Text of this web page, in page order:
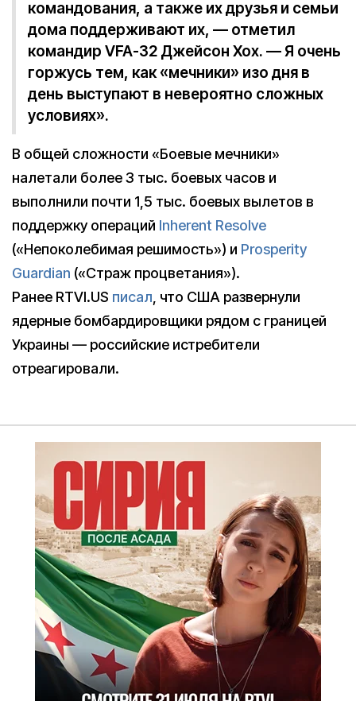
командования, а также их друзья и семьи
дома поддерживают их, — отметил
командир VFA-32 Джейсон Хох. — Я очень
горжусь тем, как «мечники» изо дня в
день выступают в невероятно сложных
условиях».
В общей сложности «Боевые мечники»
налетали более 3 тыс. боевых часов и
выполнили почти 1,5 тыс. боевых вылетов в
поддержку операций Inherent Resolve
(«Непоколебимая решимость») и Prosperity
Guardian («Страж процветания»).
Ранее RTVI.US писал, что США развернули
ядерные бомбардировщики рядом с границей
Украины — российские истребители
отреагировали.